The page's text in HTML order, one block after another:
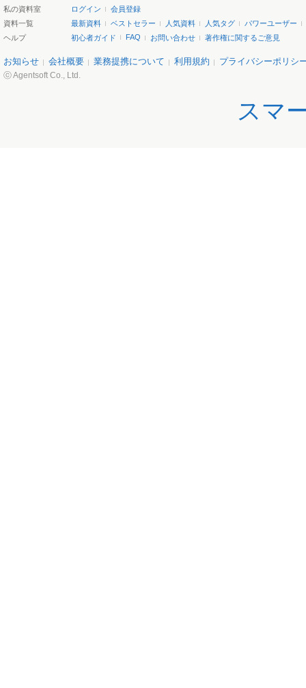
私の資料室 ログイン
会員登録
資料一覧
最新資料 ベストセラー 人気資料 人気タグ
パワーユーザー
ヘルプ
初心者ガイド FAQ お問い合わせ 著作権に関するご意見
お知らせ 会社概要 業務提携について 利用規約 プライバシーポリシ
ⓒ Agentsoft Co., Ltd.
スマ